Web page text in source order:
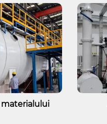
materialului